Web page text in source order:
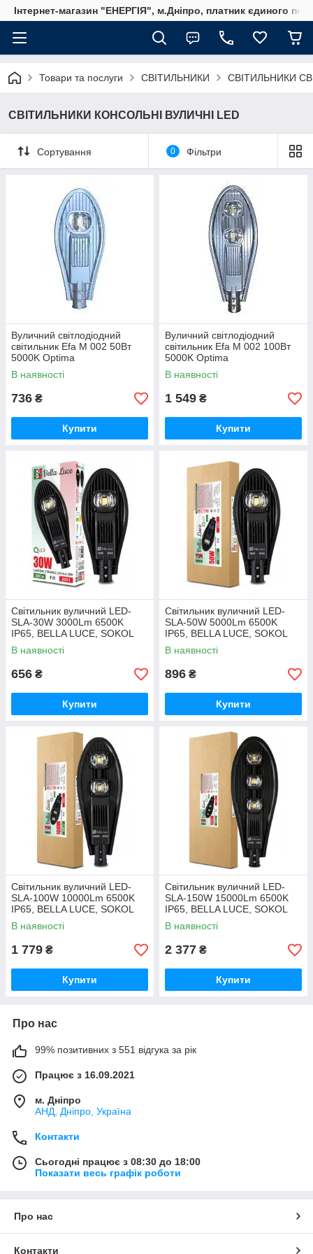
Інтернет-магазин "ЕНЕРГІЯ", м.Дніпро, платник єдиного
Товари та послуги СВІТИЛЬНИКИ СВІТИЛЬНИКИ
СВІТИЛЬНИКИ КОНСОЛЬНІ ВУЛИЧНІ LED
Сортування 0 Фільтри
Вуличний світлодіодний
світильник Efa M 002 50Вт
5000K Optima
В наявності
736 ₴
Купити
Вуличний світлодіодний
світильник Efa M 002 100Вт
5000K Optima
В наявності
1 549 ₴
Купити
Світильник вуличний LED-
SLA-30W 3000Lm 6500K
IP65, BELLA LUCE, SOKOL
В наявності
656 ₴
Купити
Світильник вуличний LED-
SLA-50W 5000Lm 6500K
IP65, BELLA LUCE, SOKOL
В наявності
896 ₴
Купити
Світильник вуличний LED-
SLA-100W 10000Lm 6500K
IP65, BELLA LUCE, SOKOL
В наявності
1 779 ₴
Купити
Світильник вуличний LED-
SLA-150W 15000Lm 6500K
IP65, BELLA LUCE, SOKOL
В наявності
2 377 ₴
Купити
Про нас
99% позитивних з 551 відгука за рік
Працює з 16.09.2021
м. Дніпро
АНД, Дніпро, Україна
Контакти
Сьогодні працює з 08:30 до 18:00
Показати весь графік роботи
Про нас
Контакти